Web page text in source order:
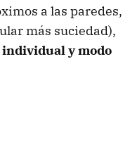
a las paredes,
más suciedad),
y modo